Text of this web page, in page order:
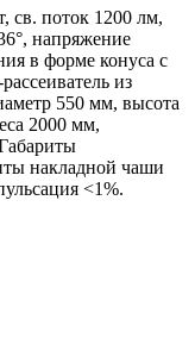
св. поток 1200 лм,
напряжение
в форме конуса с
из
550 мм, высота
2000 мм,
накладной чаши
<1%.